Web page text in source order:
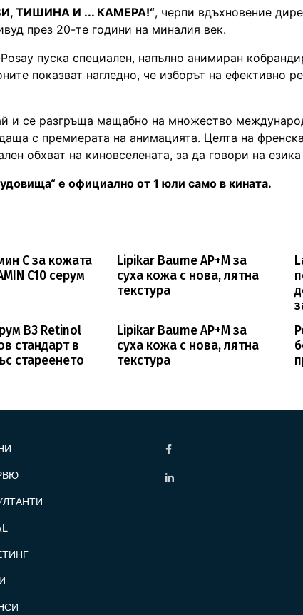
ТИШИНА И ... КАМЕРА!“, черпи вдъхновение
през 20-те години на миналия век.
пуска специален, напълно анимиран
показват нагледно, че изборът на ефективно
и се разгръща мащабно на множество
с премиерата на анимацията. Целта на
обхват на киновселената, за да говори на
е официално от 1 юли само в кината.
С за кожата
C10 серум
Lipikar Baume AP+M за
суха кожа с нова, лятна
текстура
B3 Retinol
стандарт в
стареенето
Lipikar Baume AP+M за
суха кожа с нова, лятна
текстура